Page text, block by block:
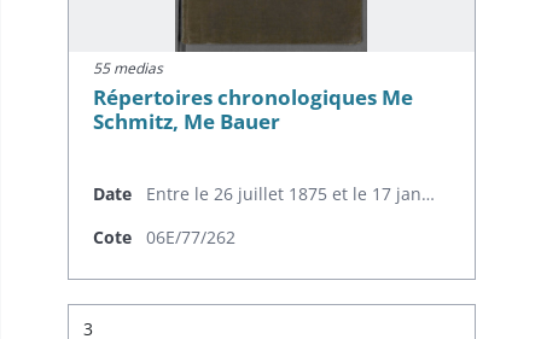
55 medias
Répertoires chronologiques Me
Schmitz, Me Bauer
Date
Entre le 26 juillet 1875 et le 17 janvier 1878
Cote
06E/77/262
Résultat n°
3